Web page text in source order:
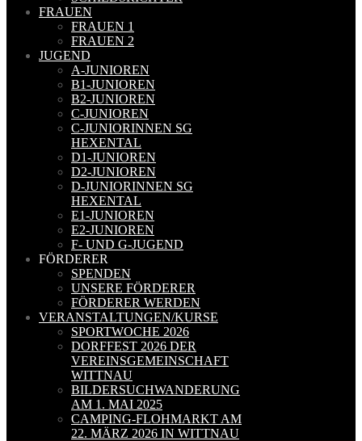
FRAUEN
FRAUEN 1
FRAUEN 2
JUGEND
A-JUNIOREN
B1-JUNIOREN
B2-JUNIOREN
C-JUNIOREN
C-JUNIORINNEN SG
HEXENTAL
D1-JUNIOREN
D2-JUNIOREN
D-JUNIORINNEN SG
HEXENTAL
E1-JUNIOREN
E2-JUNIOREN
F- UND G-JUGEND
FÖRDERER
SPENDEN
UNSERE FÖRDERER
FÖRDERER WERDEN
VERANSTALTUNGEN/KURSE
SPORTWOCHE 2026
DORFFEST 2026 DER
VEREINSGEMEINSCHAFT
WITTNAU
BILDERSUCHWANDERUNG
AM 1. MAI 2025
CAMPING-FLOHMARKT AM
22. MÄRZ 2026 IN WITTNAU